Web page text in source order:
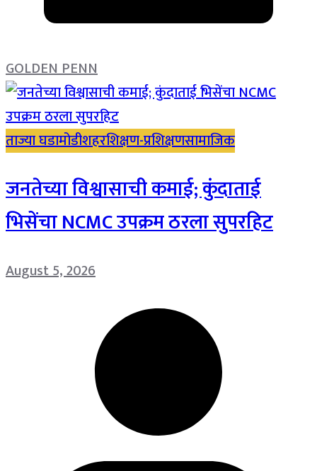
GOLDEN PENN
ताज्या घडामोडीशहरशिक्षण-प्रशिक्षणसामाजिक
जनतेच्या विश्वासाची कमाई; कुंदाताई
भिसेंचा NCMC उपक्रम ठरला सुपरहिट
August 5, 2026